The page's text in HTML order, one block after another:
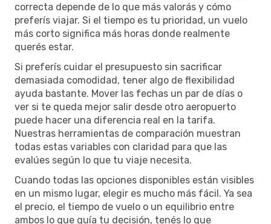
correcta depende de lo que más valorás y cómo
preferís viajar. Si el tiempo es tu prioridad, un vuelo
más corto significa más horas donde realmente
querés estar.
Si preferís cuidar el presupuesto sin sacrificar
demasiada comodidad, tener algo de flexibilidad
ayuda bastante. Mover las fechas un par de días o
ver si te queda mejor salir desde otro aeropuerto
puede hacer una diferencia real en la tarifa.
Nuestras herramientas de comparación muestran
todas estas variables con claridad para que las
evalúes según lo que tu viaje necesita.
Cuando todas las opciones disponibles están visibles
en un mismo lugar, elegir es mucho más fácil. Ya sea
el precio, el tiempo de vuelo o un equilibrio entre
ambos lo que guía tu decisión, tenés lo que